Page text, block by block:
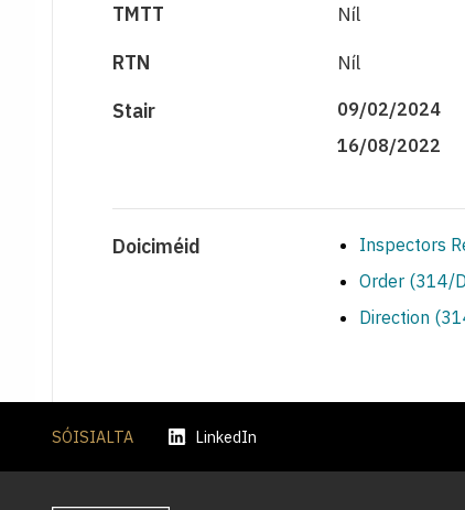
TMTT
Níl
RTN
Níl
Stair
09/02/2024
16/08/2022
Doiciméid
Inspectors
Order (314/
Direction
SÓISIALTA LinkedIn